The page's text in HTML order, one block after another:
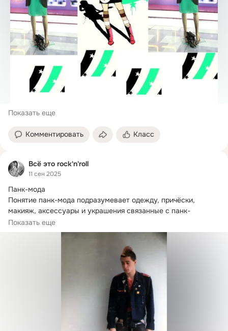
Показать еще
Комментировать Класс
Всё это rock'n'roll
11 сен 2025
Панк-мода
Понятие панк-мода подразумевает одежду, причёски,
макияж, аксессуары и украшения связанные с панк-
субкультурой, а также различные...
Показать еще